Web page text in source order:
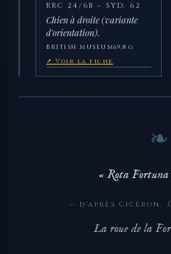
RRC 24/6B – SYD. 62
Chien à droite (variante
d'orientation).
BRITISH MUSEUM69,8 g
↗ Voir la fiche
« Rota
— d'après Cicéron,
La roue de la